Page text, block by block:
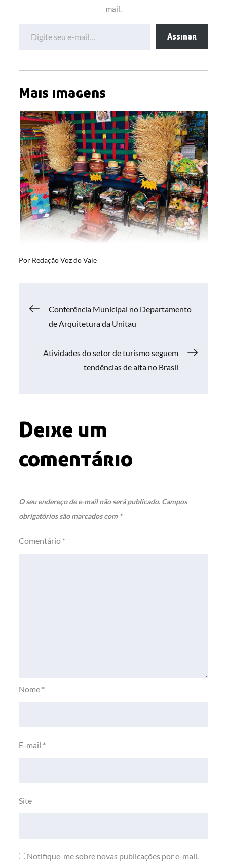
mail.
Assinar
Mais imagens
Por Redação Voz do Vale
Navegação
Conferência Municipal no Departamento
de Arquitetura da Unitau
Atividades do setor de turismo seguem
tendências de alta no Brasil
Deixe um
comentário
O seu endereço de e-mail não será publicado. Campos
obrigatórios são marcados com *
Comentário *
Nome *
E-mail *
Site
Notifique-me sobre novas publicações por e-mail.